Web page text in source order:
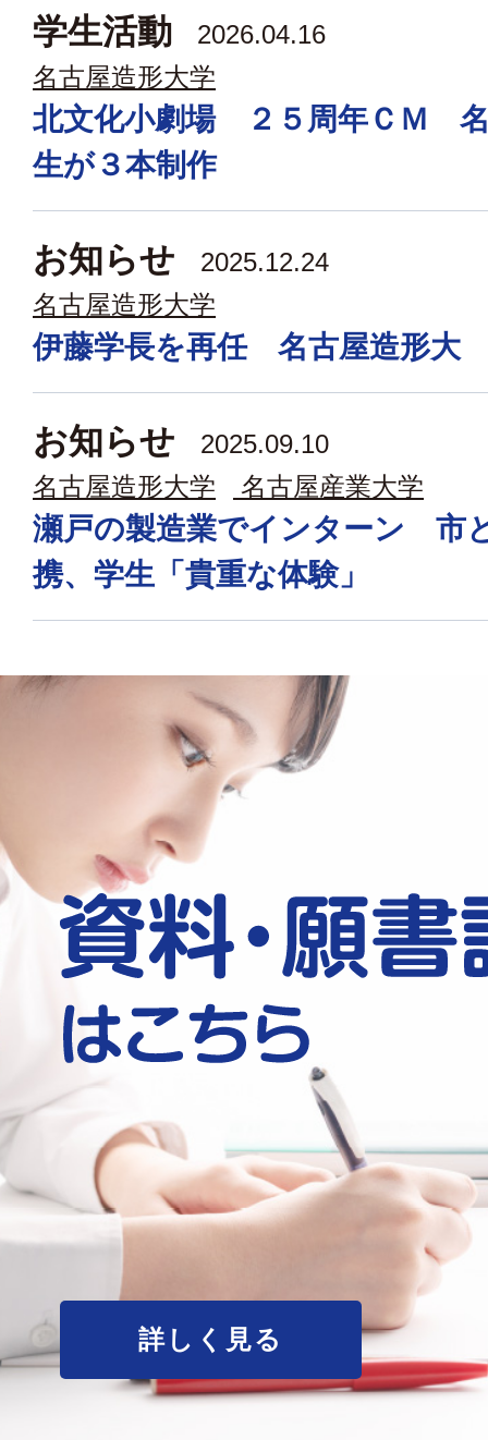
学生活動
2026.04.16
名古屋造形大学
北文化小劇場 ２５周年ＣＭ
生が３本制作
お知らせ
2025.12.24
名古屋造形大学
伊藤学長を再任 名古屋造形大
お知らせ
2025.09.10
名古屋造形大学
名古屋産業大学
瀬戸の製造業でインターン 市
携、学生「貴重な体験」
詳しく見る